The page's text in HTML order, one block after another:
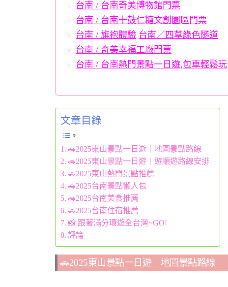
台南 / 台南奇美博物館門票
台南 / 台南十鼓仁糖文創園區門票
台南 / 旗袍體驗 台南／四草綠色隧道
台南 / 奇美幸福工廠門票
台南 / 台南熱門景點一日遊,包車輕鬆玩
文章目錄
🚗2025東山景點一日遊｜地圖景點路線
🚗2025東山景點一日遊｜遊順遊路線安排
🚗2025東山熱門景點推薦
🚗2025台南景點懶人包
🚗2025台南美食推薦
🚗2025台南住宿推薦
📸 跟著滿分環遊全台灣~GO!
評論
🚗2025東山景點一日遊｜地圖景點路線